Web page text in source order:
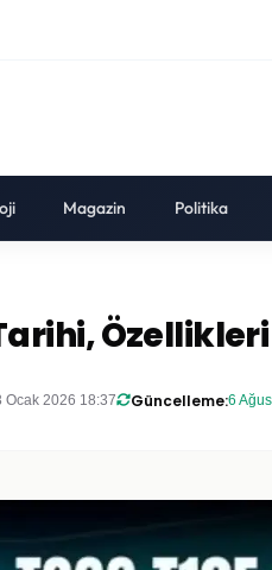
Magazin Politika
Tarihi,
Ocak 2026 18:37 Güncelleme:6